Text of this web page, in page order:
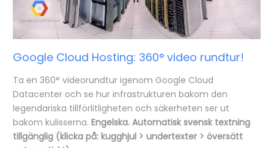
Google Cloud Hosting: 360° video rundtur!
Ta en 360° videorundtur igenom Google Cloud
Datacenter och se hur infrastrukturen bakom den
legendariska tillförlitligheten och säkerheten ser ut
bakom kulisserna.Engelska. Automatisk svensk textning
tillgänglig (klicka på: kugghjul > undertexter > översätt